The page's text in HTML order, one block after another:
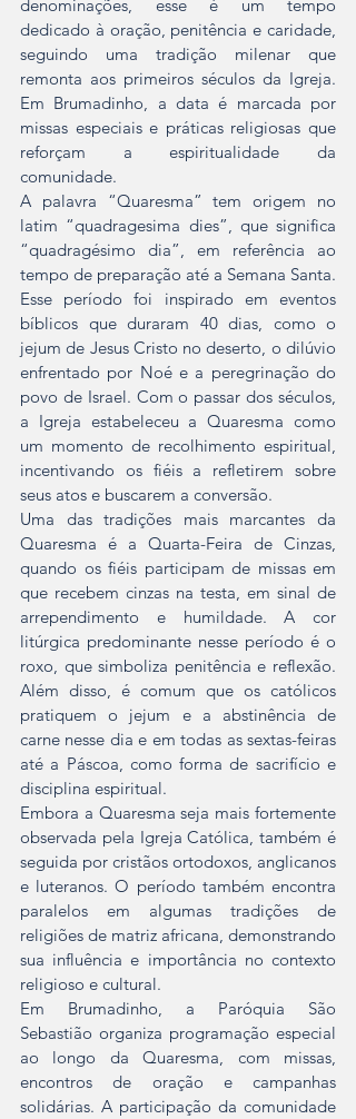
denominações, esse é um tempo
dedicado à oração, penitência e caridade,
seguindo uma tradição milenar que
remonta aos primeiros séculos da Igreja.
Em Brumadinho, a data é marcada por
missas especiais e práticas religiosas que
reforçam a espiritualidade da
comunidade.
A palavra “Quaresma” tem origem no
latim “quadragesima dies”, que significa
“quadragésimo dia”, em referência ao
tempo de preparação até a Semana Santa.
Esse período foi inspirado em eventos
bíblicos que duraram 40 dias, como o
jejum de Jesus Cristo no deserto, o dilúvio
enfrentado por Noé e a peregrinação do
povo de Israel. Com o passar dos séculos,
a Igreja estabeleceu a Quaresma como
um momento de recolhimento espiritual,
incentivando os fiéis a refletirem sobre
seus atos e buscarem a conversão.
Uma das tradições mais marcantes da
Quaresma é a Quarta-Feira de Cinzas,
quando os fiéis participam de missas em
que recebem cinzas na testa, em sinal de
arrependimento e humildade. A cor
litúrgica predominante nesse período é o
roxo, que simboliza penitência e reflexão.
Além disso, é comum que os católicos
pratiquem o jejum e a abstinência de
carne nesse dia e em todas as sextas-feiras
até a Páscoa, como forma de sacrifício e
disciplina espiritual.
Embora a Quaresma seja mais fortemente
observada pela Igreja Católica, também é
seguida por cristãos ortodoxos, anglicanos
e luteranos. O período também encontra
paralelos em algumas tradições de
religiões de matriz africana, demonstrando
sua influência e importância no contexto
religioso e cultural.
Em Brumadinho, a Paróquia São
Sebastião organiza programação especial
ao longo da Quaresma, com missas,
encontros de oração e campanhas
solidárias. A participação da comunidade